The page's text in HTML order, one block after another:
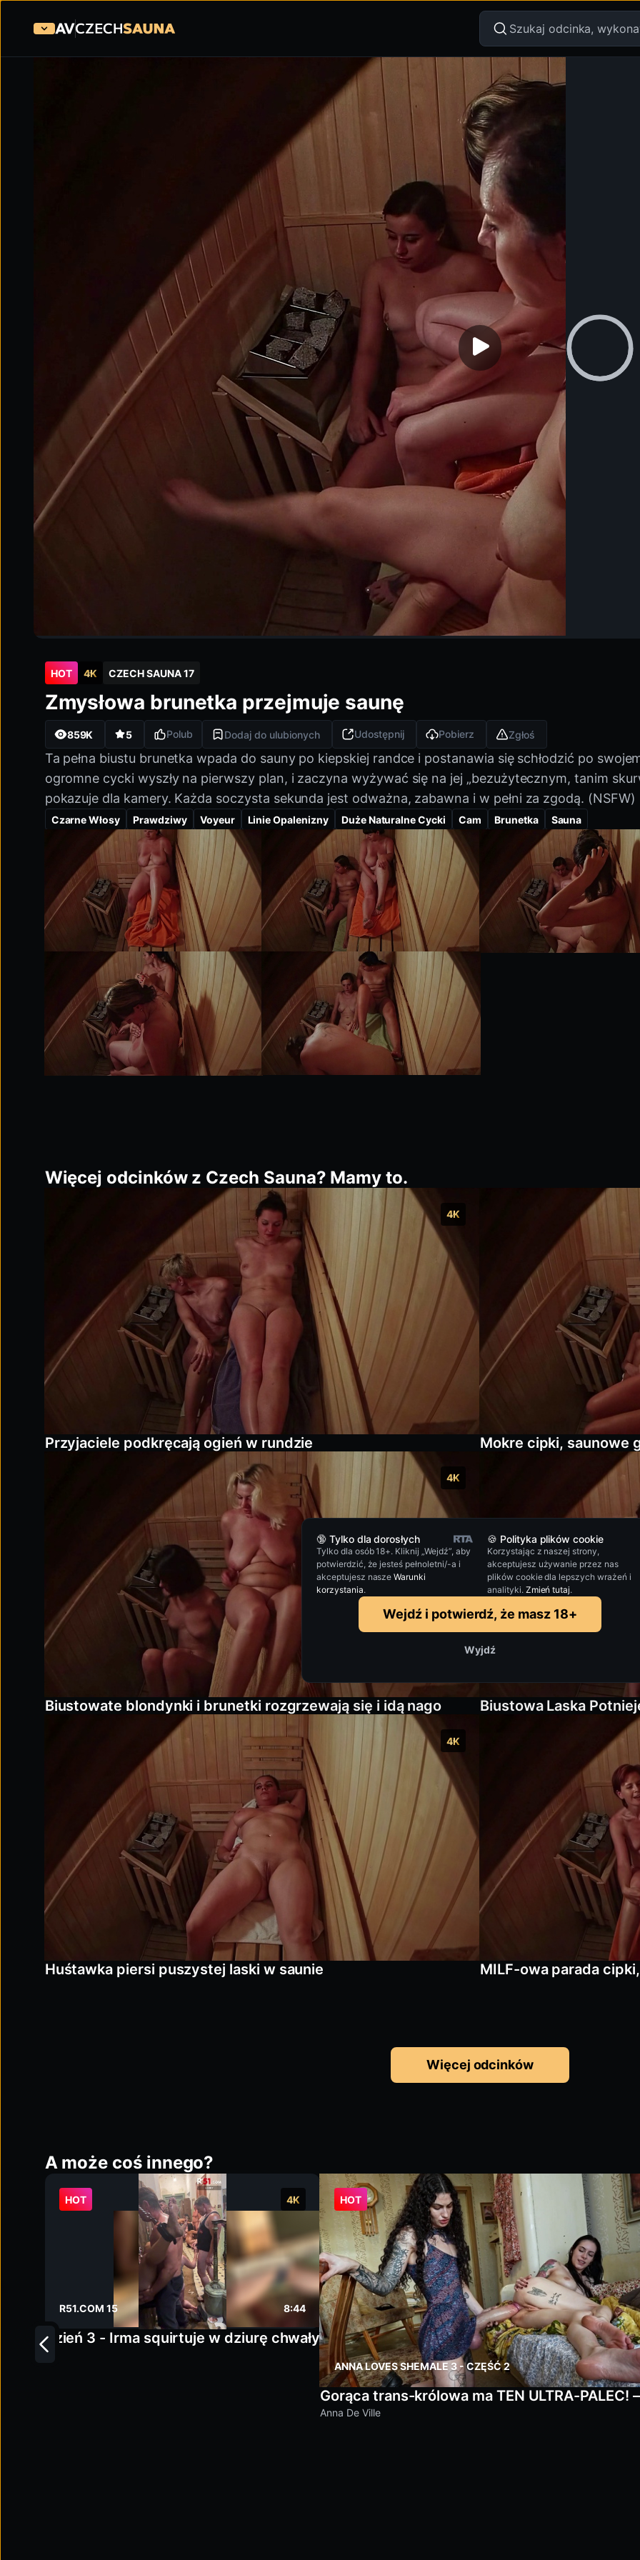
Już od
29,90 $/miesiąc
Zoptymalizowane na mobile
Jakość Full HD i 4K
Anuluj w każdej chwili
HOT 4K CZECH SAUNA 17
Czech Sauna 17:
Zmysłowa brunetka przejmuje saunę
859K 5 Polub Dodaj do ulubionych Udostępnij Pobierz Zgłoś
Ta pełna biustu brunetka wpada do sauny po kiepskiej randce i postanawia się schłodzić po
ogromne cycki wyszły na pierwszy plan, i zaczyna wyżywać się na jej „bezużytecznym, tanim
pokazuje dla kamery. Każda soczysta sekunda jest odważna, zabawna i w pełni za zgodą. (NSFW)
Czarne Włosy Prawdziwy Voyeur Linie Opalenizny Duże Naturalne Cycki Cam Brunetka Sauna
Więcej odcinków z Czech Sauna? Mamy to.
Przyjaciele podkręcają ogień w rundzie
4K
Mokre cipki, saunowe
Biustowate blondynki i brunetki rozgrzewają się i idą nago
4K
Biustowa Laska
Huśtawka piersi puszystej laski w saunie
4K
MILF-owa parada
Więcej odcinków
A może coś innego?
Dzień 3 - Irma squirtuje w dziurę chwały
HOT 4K
R51.COM 15 8:44
Gorąca trans-królowa ma TEN ULTRA-PALEC!
Anna De Ville
HOT
ANNA LOVES SHEMALE 3 - CZĘŚĆ 2
🔞 Tylko dla dorosłych
Tylko dla osób 18+. Kliknij „Wejdź”, aby
potwierdzić, że jesteś pełnoletni/-a i
akceptujesz naszeWarunki
korzystania.
🍪 Polityka plików cookie
Korzystając z naszej strony,
akceptujesz używanie przez nas
plików cookie dla lepszych wrażeń i
analityki. Zmień tutaj.
Wejdź i potwierdź, że masz 18+
Wyjdź